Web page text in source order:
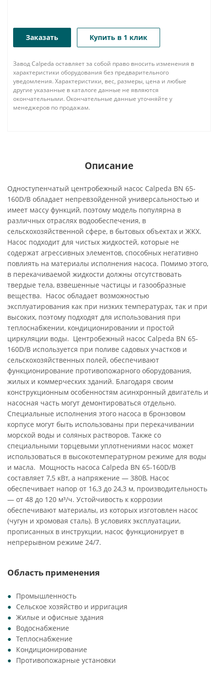
Заказать Купить в 1 клик
Завод Calpeda оставляет за собой право вносить изменения в
характеристики оборудования без предварительного
уведомления. Характеристики, вес, размеры, цена и любые
другие указанные в каталоге данные не являются
окончательными. Окончательные данные уточняйте у
менеджеров по продажам.
Описание
Одноступенчатый центробежный насос Calpeda BN 65-
160D/B обладает непревзойденной универсальностью и
имеет массу функций, поэтому модель популярна в
различных отраслях водообеспечения, в
сельскохозяйственной сфере, в бытовых объектах и ЖКХ.
Насос подходит для чистых жидкостей, которые не
содержат агрессивных элементов, способных негативно
повлиять на материалы исполнения насоса. Помимо этого,
в перекачиваемой жидкости должны отсутствовать
твердые тела, взвешенные частицы и газообразные
вещества. Насос обладает возможностью
эксплуатирования как при низких температурах, так и при
высоких, поэтому подходят для использования при
теплоснабжении, кондиционировании и простой
циркуляции воды. Центробежный насос Calpeda BN 65-
160D/B используется при поливе садовых участков и
сельскохозяйственных полей, обеспечивают
функционирование противопожарного оборудования,
жилых и коммерческих зданий. Благодаря своим
конструкционным особенностям асинхронный двигатель и
насосная часть могут демонтироваться отдельно.
Специальные исполнения этого насоса в бронзовом
корпусе могут быть использованы при перекачивании
морской воды и соляных растворов. Также со
специальными торцевыми уплотнениями насос может
использоваться в высокотемпературном режиме для воды
и масла. Мощность насоса Calpeda BN 65-160D/B
составляет 7,5 кВт, а напряжение — 380В. Насос
обеспечивает напор от 16,3 до 24,3 м, производительность
— от 48 до 120 м³/ч. Устойчивость к коррозии
обеспечивают материалы, из которых изготовлен насос
(чугун и хромовая сталь). В условиях эксплуатации,
прописанных в инструкции, насос функционирует в
непрерывном режиме 24/7.
Область применения
Промышленность
Сельское хозяйство и ирригация
Жилые и офисные здания
Водоснабжение
Теплоснабжение
Кондиционирование
Противопожарные установки